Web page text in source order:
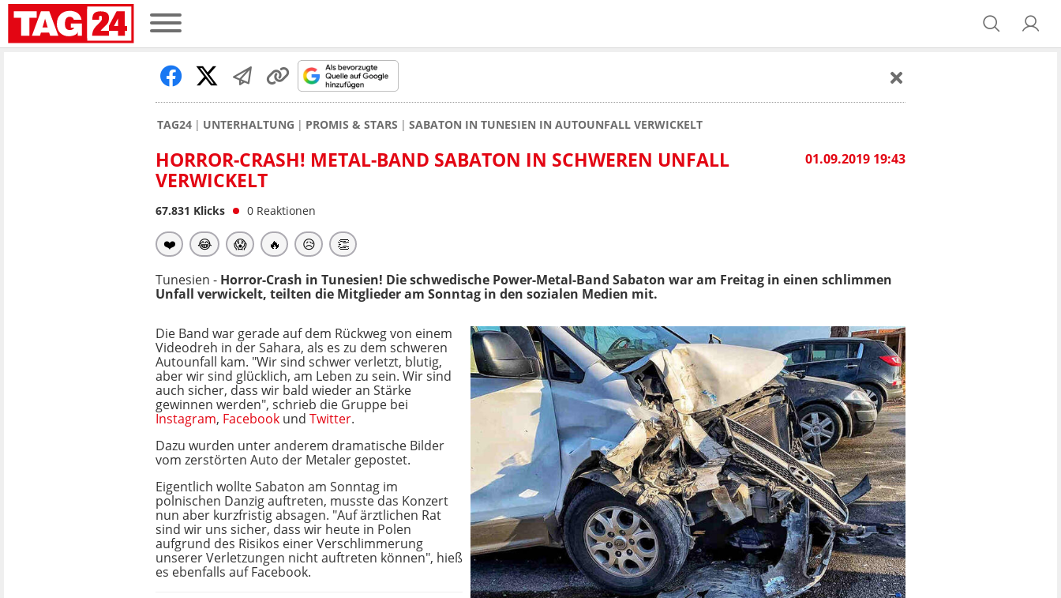
TAG24 UNTERHALTUNG PROMIS & STARS SABATON IN TUNESIEN IN AUTOUNFALL VERWICKELT
01.09.2019 19:43
HORROR-CRASH! METAL-BAND SABATON IN SCHWEREN UNFALL
VERWICKELT
67.831 Klicks 0 Reaktionen
❤️ 😂 😱 🔥 😥 👏
Tunesien - Horror-Crash in Tunesien! Die schwedische Power-Metal-Band Sabaton war am Freitag in einen schlimmen
Unfall verwickelt, teilten die Mitglieder am Sonntag in den sozialen Medien mit.
Die Band war gerade auf dem Rückweg von einem
Videodreh in der Sahara, als es zu dem schweren
Autounfall kam. "Wir sind schwer verletzt, blutig,
aber wir sind glücklich, am Leben zu sein. Wir sind
auch sicher, dass wir bald wieder an Stärke
gewinnen werden", schrieb die Gruppe bei
Instagram, Facebook und Twitter.
Dazu wurden unter anderem dramatische Bilder
vom zerstörten Auto der Metaler gepostet.
Eigentlich wollte Sabaton am Sonntag im
polnischen Danzig auftreten, musste das Konzert
nun aber kurzfristig absagen. "Auf ärztlichen Rat
sind wir uns sicher, dass wir heute in Polen
aufgrund des Risikos einer Verschlimmerung
unserer Verletzungen nicht auftreten können", hieß
es ebenfalls auf Facebook.